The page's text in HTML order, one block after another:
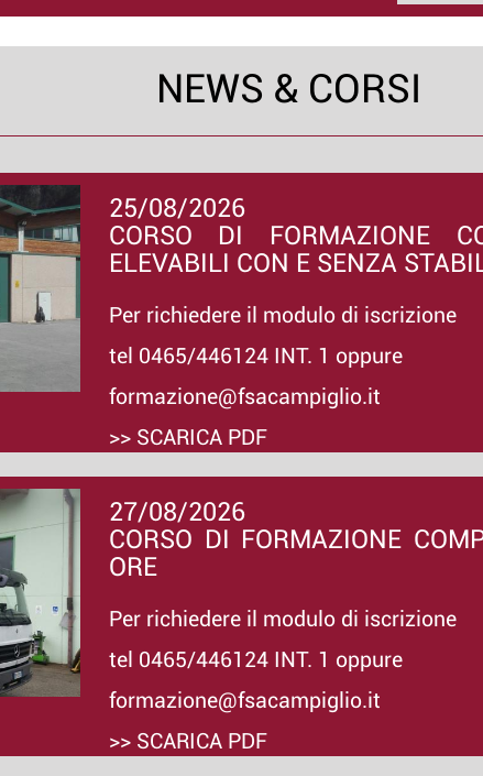
NEWS & CORSI
25/08/2026
CORSO DI FORMAZIONE
ELEVABILI CON E SENZA
Per richiedere il modulo di iscrizione
tel 0465/446124 INT. 1 oppure
formazione@fsacampiglio.it
>> SCARICA PDF
27/08/2026
CORSO DI FORMAZIONE
ORE
Per richiedere il modulo di iscrizione
tel 0465/446124 INT. 1 oppure
formazione@fsacampiglio.it
>> SCARICA PDF